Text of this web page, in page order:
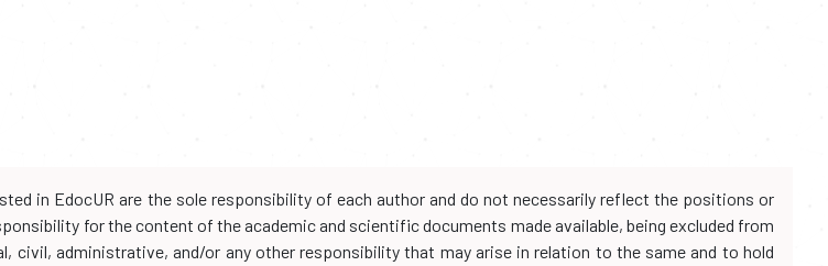
in EdocUR are the sole responsibility of each author and do not necessarily reflect the positions or
for the content of the academic and scientific documents made available, being excluded from
civil, administrative, and/or any other responsibility that may arise in relation to the same and to hold